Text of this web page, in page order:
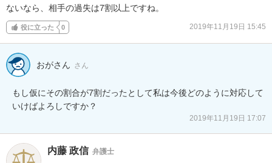
ないなら、相手の過失は7割以上ですね。
役に立った 0 2019年11月19日 15:45
おがさん さん
もし仮にその割合が7割だったとして私は今後どのように対応して
いけばよろしですか？
2019年11月19日 17:07
内藤 政信 弁護士